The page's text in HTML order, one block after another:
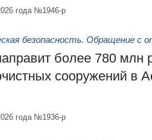
года №1946-р
безопасность. Обращение с
более 780 млн
сооружений в
года №1936-р